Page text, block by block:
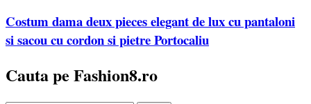
Costum dama deux pieces elegant de lux cu pantaloni
si sacou cu cordon si pietre Portocaliu
Cauta pe Fashion8.ro